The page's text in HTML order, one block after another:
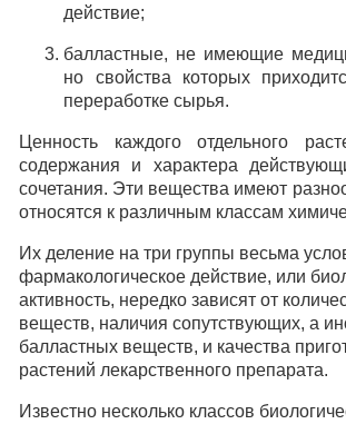
действие;
балластные, не имеющие
но свойства которых
переработке сырья.
Ценность каждого отдельного
содержания и характера
сочетания. Эти вещества имеют
относятся к различным классам
Их деление на три группы весьма
фармакологическое действие, или
активность, нередко зависят от
веществ, наличия сопутствующих, а
балластных веществ, и качества
растений лекарственного препарата.
Известно несколько классов